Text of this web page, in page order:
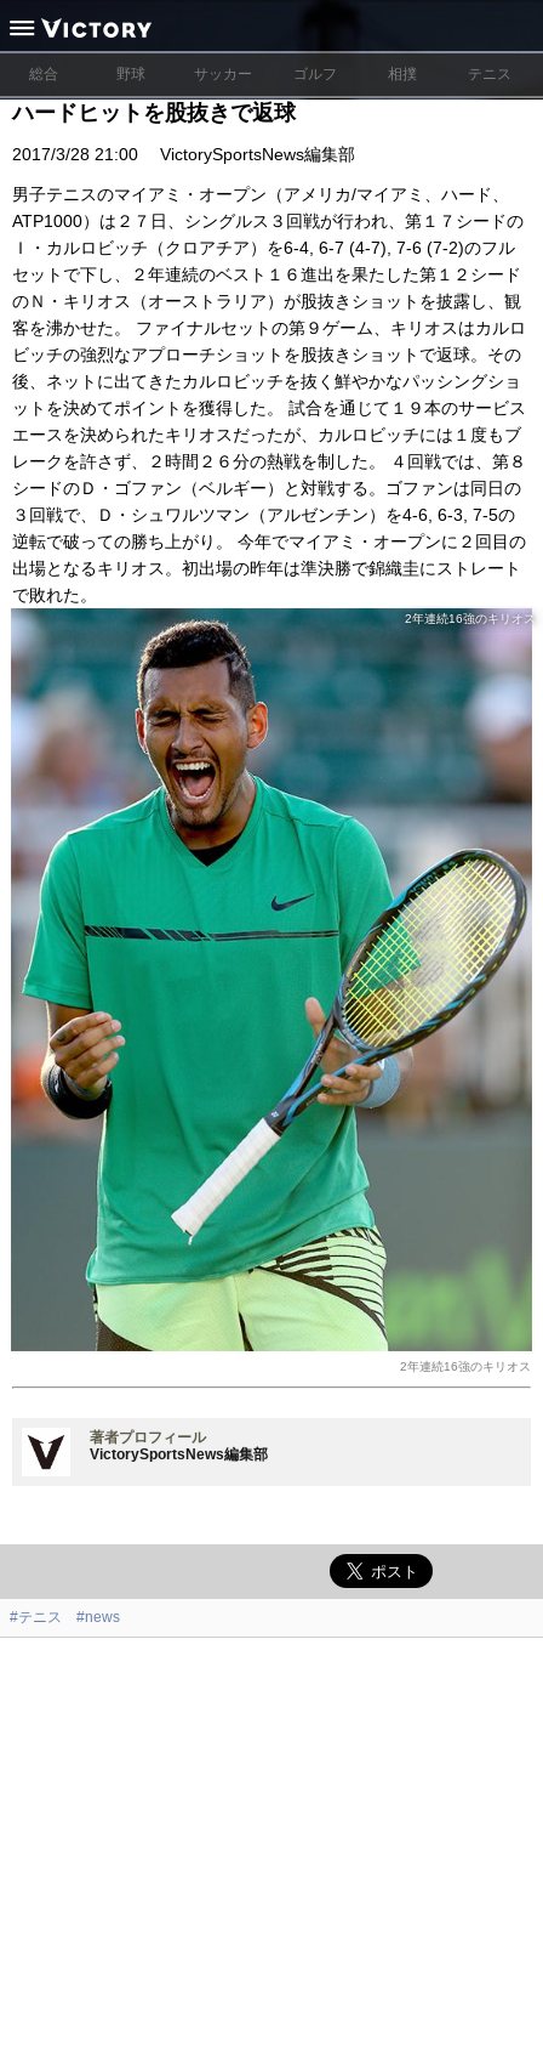
総合 野球 サッカー ゴルフ 相撲 テニス
ハードヒットを股抜きで返球
2017/3/28 21:00 VictorySportsNews編集部
男子テニスのマイアミ・オープン（アメリカ/マイアミ、ハード、
ATP1000）は２７日、シングルス３回戦が行われ、第１７シードの
Ｉ・カルロビッチ（クロアチア）を6-4, 6-7 (4-7), 7-6 (7-2)のフル
セットで下し、２年連続のベスト１６進出を果たした第１２シード
のＮ・キリオス（オーストラリア）が股抜きショットを披露し、観
客を沸かせた。 ファイナルセットの第９ゲーム、キリオスはカルロ
ビッチの強烈なアプローチショットを股抜きショットで返球。その
後、ネットに出てきたカルロビッチを抜く鮮やかなパッシングショ
ットを決めてポイントを獲得した。 試合を通じて１９本のサービス
エースを決められたキリオスだったが、カルロビッチには１度もブ
レークを許さず、２時間２６分の熱戦を制した。 ４回戦では、第８
シードのＤ・ゴファン（ベルギー）と対戦する。ゴファンは同日の
３回戦で、Ｄ・シュワルツマン（アルゼンチン）を4-6, 6-3, 7-5の
逆転で破っての勝ち上がり。 今年でマイアミ・オープンに２回目の
出場となるキリオス。初出場の昨年は準決勝で錦織圭にストレート
で敗れた。
2年連続16強のキリオス
2年連続16強のキリオス
著者プロフィール
VictorySportsNews編集部
#テニス #news